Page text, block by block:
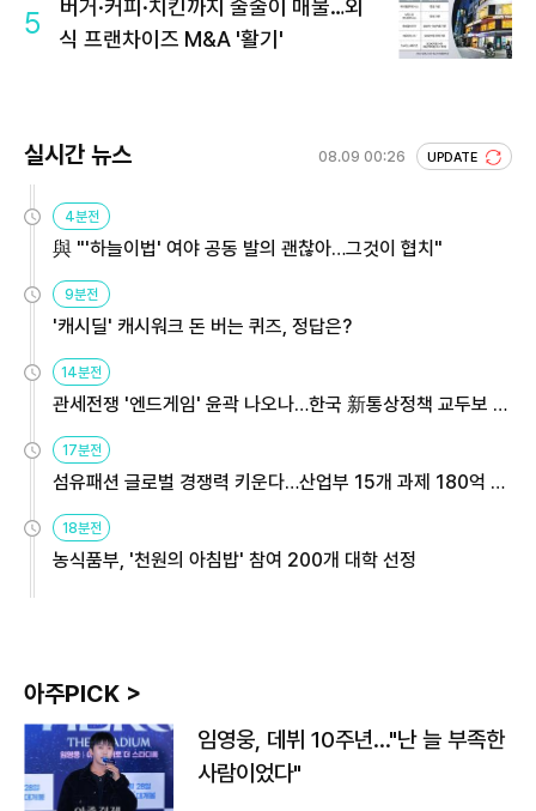
5
버거·커피·치킨까지 줄줄이 매물…외
식 프랜차이즈 M&A '활기'
실시간 뉴스 08.09 00:26 UPDATE
4분전
與 "'하늘이법' 여야 공동 발의 괜찮아…그것이 협치"
9분전
'캐시딜' 캐시워크 돈 버는 퀴즈, 정답은?
14분전
관세전쟁 '엔드게임' 윤곽 나오나…한국 新통상정책 교두보 활
용해야
17분전
섬유패션 글로벌 경쟁력 키운다…산업부 15개 과제 180억 지
원
18분전
농식품부, '천원의 아침밥' 참여 200개 대학 선정
아주PICK >
임영웅, 데뷔 10주년…"난 늘 부족한
사람이었다"